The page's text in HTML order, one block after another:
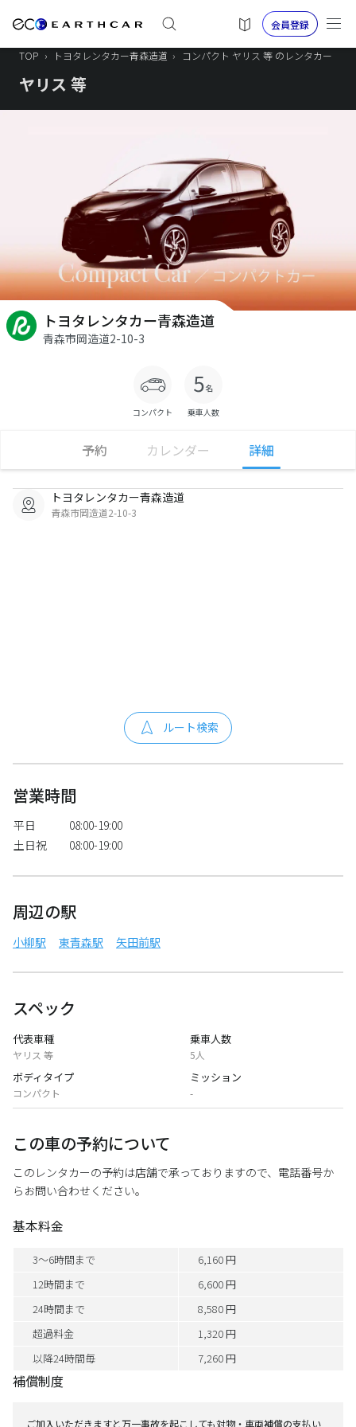
会員登録
TOP › トヨタレンタカー青森造道 › コンパクト ヤリス 等 のレンタカー
ヤリス 等
トヨタレンタカー青森造道
青森市岡造道2-10-3
コンパクト 乗車人数
予約 カレンダー 詳細
トヨタレンタカー青森造道
青森市岡造道2-10-3
ルート検索
営業時間
平日
08:00-19:00
土日祝
08:00-19:00
周辺の駅
小柳駅 東青森駅 矢田前駅
スペック
代表車種
ヤリス 等
乗車人数
5人
ボディタイプ
コンパクト
ミッション
-
この車の予約について
このレンタカーの予約は店舗で承っておりますので、電話番号か
らお問い合わせください。
基本料金
3～6時間まで
6,160 円
12時間まで
6,600 円
24時間まで
8,580 円
超過料金
1,320 円
以降24時間毎
7,260 円
補償制度
ご加入いただきますと万一事故を起こしても対物・車両補償の支払い